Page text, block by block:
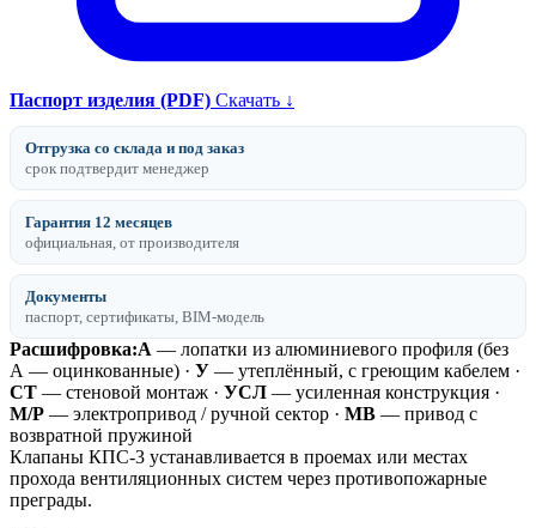
Паспорт изделия (PDF) Скачать ↓
Отгрузка со склада и под заказ
срок подтвердит менеджер
Гарантия 12 месяцев
официальная, от производителя
Документы
паспорт, сертификаты, BIM-модель
Расшифровка:А — лопатки из алюминиевого профиля (без
А — оцинкованные) · У — утеплённый, с греющим кабелем ·
СТ — стеновой монтаж · УСЛ — усиленная конструкция ·
М/Р — электропривод / ручной сектор · МВ — привод с
возвратной пружиной
Клапаны КПС-3 устанавливается в проемах или местах
прохода вентиляционных систем через противопожарные
преграды.